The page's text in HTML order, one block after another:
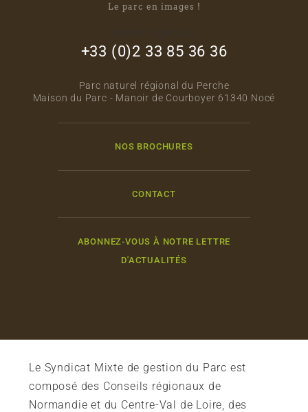
Le parc en images !
+33 (0)2 33 85 36 36
Parc naturel régional du Perche
Maison du Parc - Manoir de Courboyer 61340 Nocé
NOS BROCHURES
CONTACT
ABONNEZ-VOUS À NOTRE LETTRE
D'ACTUALITÉS
Le Syndicat Mixte de gestion du Parc est
composé des Conseils régionaux de
Normandie et du Centre-Val de Loire, des